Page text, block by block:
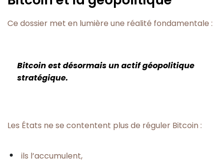
Ce dossier met en lumière une réalité fondamentale :
Bitcoin est désormais un actif géopolitique
stratégique.
Les États ne se contentent plus de réguler Bitcoin :
ils l’accumulent,